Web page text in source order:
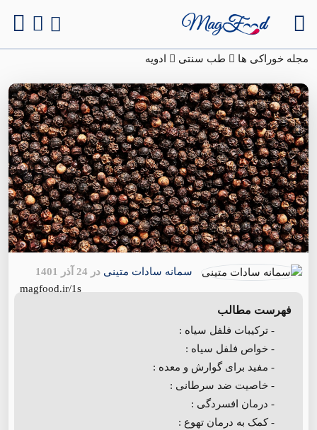
مجله خوراکی ها طب سنتی ادویه
سمانه سادات متینی در 24 آذر 1401
magfood.ir/1s
فهرست مطالب
- ترکیبات فلفل سیاه :
- خواص فلفل سیاه :
- مفید برای گوارش و معده :
- خاصیت ضد سرطانی :
- درمان افسردگی :
- کمک به درمان تهوع :